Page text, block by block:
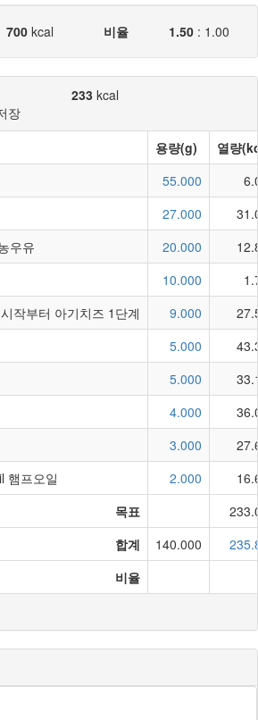
700kcal 비율 1.50 : 1.00
233 kcal
장
용량(g)
열량
55.000
27.000
우유 20.000
10.000
작부터 아기치즈 1단계 9.000
5.000
5.000
4.000
3.000
햄프오일 2.000
목표
합계
140.000
비율